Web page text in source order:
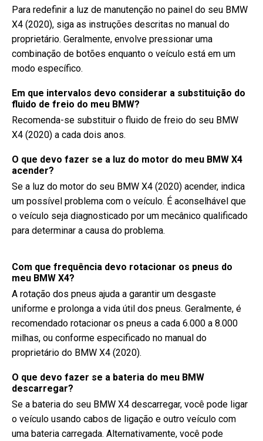
Para redefinir a luz de manutenção no painel do seu BMW
X4 (2020), siga as instruções descritas no manual do
proprietário. Geralmente, envolve pressionar uma
combinação de botões enquanto o veículo está em um
modo específico.
Em que intervalos devo considerar a substituição do
fluido de freio do meu BMW?
Recomenda-se substituir o fluido de freio do seu BMW
X4 (2020) a cada dois anos.
O que devo fazer se a luz do motor do meu BMW X4
acender?
Se a luz do motor do seu BMW X4 (2020) acender, indica
um possível problema com o veículo. É aconselhável que
o veículo seja diagnosticado por um mecânico qualificado
para determinar a causa do problema.
Com que frequência devo rotacionar os pneus do
meu BMW X4?
A rotação dos pneus ajuda a garantir um desgaste
uniforme e prolonga a vida útil dos pneus. Geralmente, é
recomendado rotacionar os pneus a cada 6.000 a 8.000
milhas, ou conforme especificado no manual do
proprietário do BMW X4 (2020).
O que devo fazer se a bateria do meu BMW
descarregar?
Se a bateria do seu BMW X4 descarregar, você pode ligar
o veículo usando cabos de ligação e outro veículo com
uma bateria carregada. Alternativamente, você pode